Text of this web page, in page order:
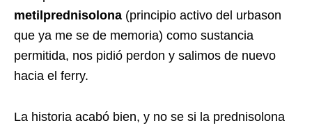
metilprednisolona (principio activo del urbason
que ya me se de memoria) como sustancia
permitida, nos pidió perdon y salimos de nuevo
hacia el ferry.
La historia acabó bien, y no se si la prednisolona